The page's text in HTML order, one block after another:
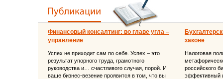
Финансовый консалтинг: во главе угла –
управление
Успех не приходит сам по себе. Успех – это
результат упорного труда, грамотного
руководства и… счастливого случая, порой. И
ваше бизнес-везение проявится в том, что вы
законе
Налоговая
российского
эффективный